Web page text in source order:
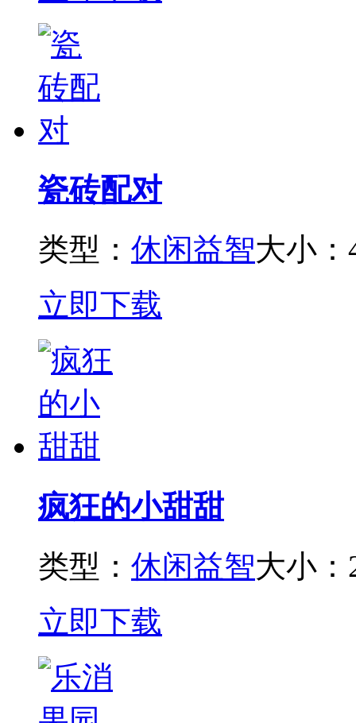
瓷砖配对
类型： 休闲益智大小：
立即下载
疯狂的小甜甜
类型： 休闲益智大小：
立即下载